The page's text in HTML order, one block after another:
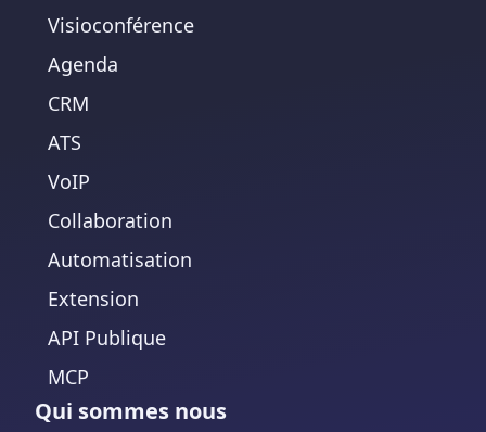
Visioconférence
Agenda
CRM
ATS
VoIP
Collaboration
Automatisation
Extension
API Publique
MCP
Qui sommes nous